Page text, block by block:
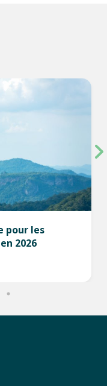
pour les
2026